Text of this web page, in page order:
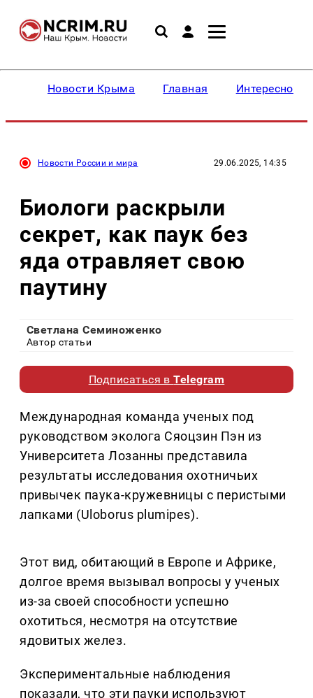
Новости Крыма Главная Интересное
Новости России и мира 29.06.2025, 14:35
Биологи раскрыли
секрет, как паук без
яда отравляет свою
паутину
Светлана Семиноженко
Автор статьи
Подписаться вTelegram
Международная команда ученых под
руководством эколога Сяоцзин Пэн из
Университета Лозанны представила
результаты исследования охотничьих
привычек паука-кружевницы с перистыми
лапками (Uloborus plumipes).
Этот вид, обитающий в Европе и Африке,
долгое время вызывал вопросы у ученых
из-за своей способности успешно
охотиться, несмотря на отсутствие
ядовитых желез.
Экспериментальные наблюдения
показали, что эти пауки используют